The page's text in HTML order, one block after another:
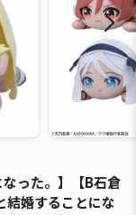
なった。】【B石倉
結婚することにな